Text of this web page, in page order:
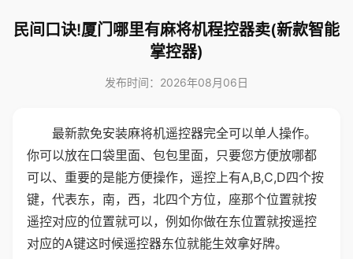
民间口诀!厦门哪里有麻将机程控器卖(新款智能
掌控器)
发布时间：2026年08月06日
最新款免安装麻将机遥控器完全可以单人操作。
你可以放在口袋里面、包包里面，只要您方便放哪都
可以、重要的是能方便操作，遥控上有A,B,C,D四个按
键，代表东，南，西，北四个方位，座那个位置就按
遥控对应的位置就可以，例如你做在东位置就按遥控
对应的A键这时候遥控器东位就能生效拿好牌。